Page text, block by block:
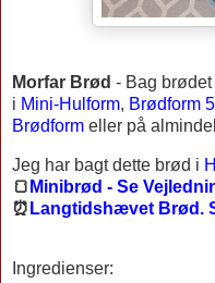
Morfar Brød - Bag brødet
i Mini-Hulform, Brødform
Brødform eller på
Jeg har bagt dette brød i
🍞 Minibrød - Se
⏰ Langtidshævet Brød.
Ingredienser: